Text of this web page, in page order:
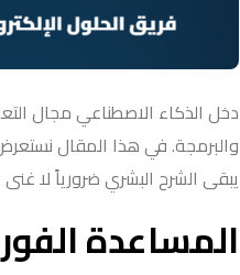
دخل الذكاء الاصطناعي مجال
والبرمجة. في هذا المقال
يبقى الشرح البشري ضرورياً لا
المساعدة